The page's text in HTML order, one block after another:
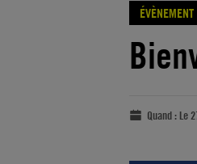
ÉVÈNEMENT
Quand : Le